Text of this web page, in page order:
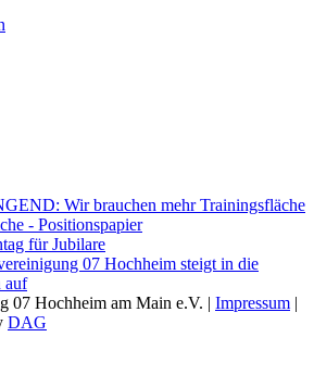
Wir brauchen mehr Trainingsfläche
- Positionspapier
für Jubilare
07 Hochheim steigt in die
auf
07 Hochheim am Main e.V. | Impressum |
DAG